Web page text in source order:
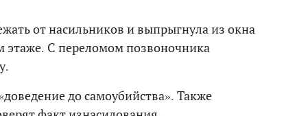
от насильников и выпрыгнула из окна
этаже. С переломом позвоночника
до самоубийства». Также